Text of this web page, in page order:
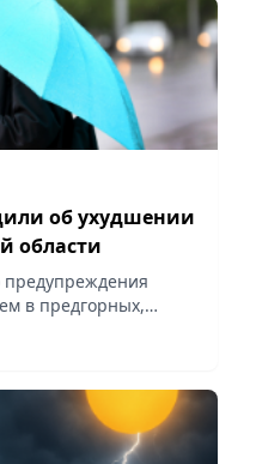
об ухудшении
области
в предгорных,
области ожидается